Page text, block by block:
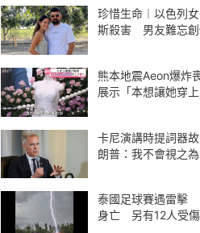
珍惜生命︱以色列
斯殺害 男友難忘創
熊本地震Aeon爆
展示「本想讓她穿上
卡尼演講時提詞器
朗普：我不會視之
泰國足球賽遇雷擊
身亡 另有12人受傷